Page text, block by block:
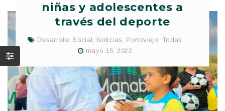
niñas y adolescentes a
través del deporte
Desarrollo Social Noticias Portoviejo
Todas
mayo 15, 2022